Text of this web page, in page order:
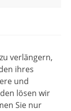
verlängern,
ihres
und
lösen wir
Sie nur